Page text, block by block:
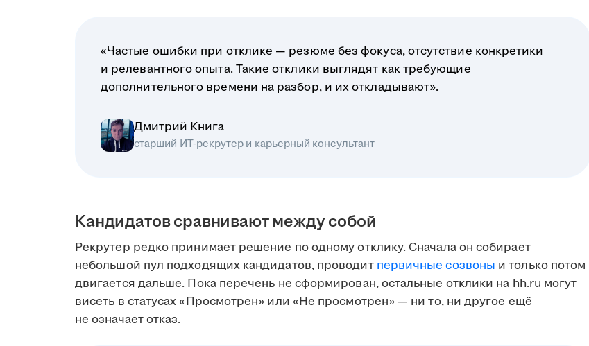
«Частые ошибки при отклике — резюме без фокуса, отсутствие конкретики
и релевантного опыта. Такие отклики выглядят как требующие
дополнительного времени на разбор, и их откладывают».
Дмитрий Книга
старший ИТ-рекрутер и карьерный консультант
Кандидатов сравнивают между собой
Рекрутер редко принимает решение по одному отклику. Сначала он собирает
небольшой пул подходящих кандидатов, проводит первичные созвоны и только потом
двигается дальше. Пока перечень не сформирован, остальные отклики на hh.ru могут
висеть в статусах «Просмотрен» или «Не просмотрен» — ни то, ни другое ещё
не означает отказ.